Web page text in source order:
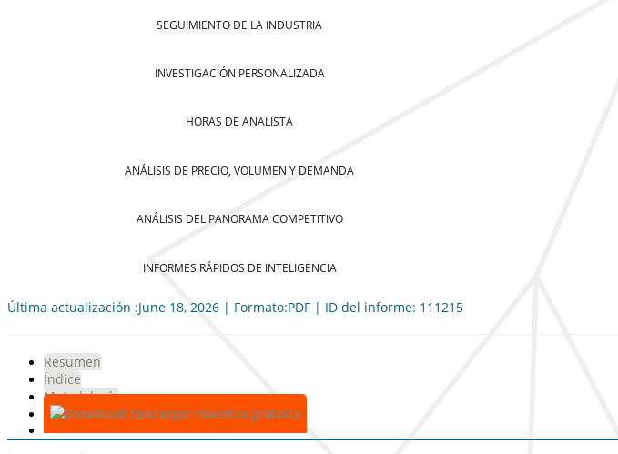
SEGUIMIENTO DE LA INDUSTRIA
INVESTIGACIÓN PERSONALIZADA
HORAS DE ANALISTA
ANÁLISIS DE PRECIO, VOLUMEN Y DEMANDA
ANÁLISIS DEL PANORAMA COMPETITIVO
INFORMES RÁPIDOS DE INTELIGENCIA
Última actualización :June 18, 2026 | Formato:PDF | ID del informe: 111215
Resumen
Índice
Metodología
Descargar muestra gratuita